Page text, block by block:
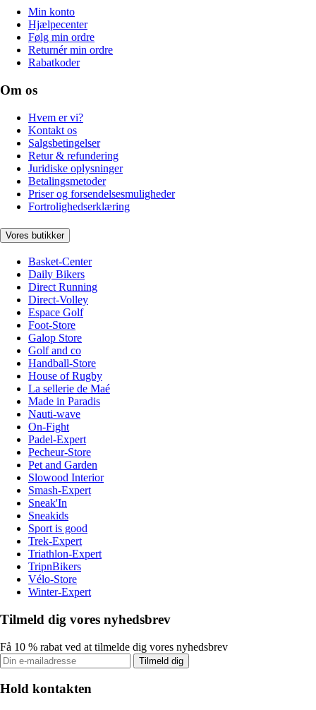
Min konto
Hjælpecenter
Følg min ordre
Returnér min ordre
Rabatkoder
Om os
Hvem er vi?
Kontakt os
Salgsbetingelser
Retur & refundering
Juridiske oplysninger
Betalingsmetoder
Priser og forsendelsesmuligheder
Fortrolighedserklæring
Vores butikker
Basket-Center
Daily Bikers
Direct Running
Direct-Volley
Espace Golf
Foot-Store
Galop Store
Golf and co
Handball-Store
House of Rugby
La sellerie de Maé
Made in Paradis
Nauti-wave
On-Fight
Padel-Expert
Pecheur-Store
Pet and Garden
Slowood Interior
Smash-Expert
Sneak'In
Sneakids
Sport is good
Trek-Expert
Triathlon-Expert
TripnBikers
Vélo-Store
Winter-Expert
Tilmeld dig vores nyhedsbrev
Få 10 % rabat ved at tilmelde dig vores nyhedsbrev
Tilmeld dig
Hold kontakten